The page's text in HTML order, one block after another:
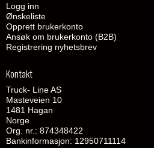
Logg inn
Ønskeliste
Opprett brukerkonto
Ansøk om brukerkonto (B2B)
Registrering nyhetsbrev
Kontakt
Truck- Line AS
Masteveien 10
1481 Hagan
Norge
Org. nr.: 874348422
Bankinformasjon: 12950711114